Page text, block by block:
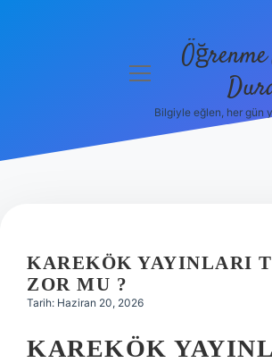
Hakkımızda
menüyü
Bilgiyle eğlen, her gün
KAREKÖK YAYINLARI
ZOR MU ?
Tarih: Haziran 20, 2026
KAREKÖK